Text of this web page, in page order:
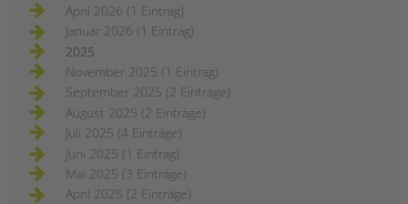
April 2026 (1 Eintrag)
Januar 2026 (1 Eintrag)
2025
November 2025 (1 Eintrag)
September 2025 (2 Einträge)
August 2025 (2 Einträge)
Juli 2025 (4 Einträge)
Juni 2025 (1 Eintrag)
Mai 2025 (3 Einträge)
April 2025 (2 Einträge)